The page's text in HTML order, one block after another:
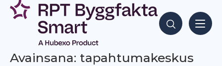
Siirry
sisältöön
Hae sisältöjä
Avainsana: tapahtumakeskus